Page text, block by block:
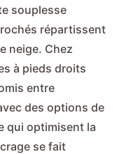
souplesse
répartissent
neige. Chez
à pieds droits
entre
des options de
qui optimisent la
se fait